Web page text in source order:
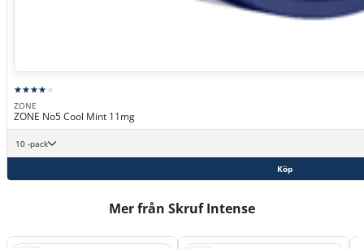
ZONE
ZONE No5 Cool Mint 11mg
10 -pack
Köp
Mer från Skruf Intense